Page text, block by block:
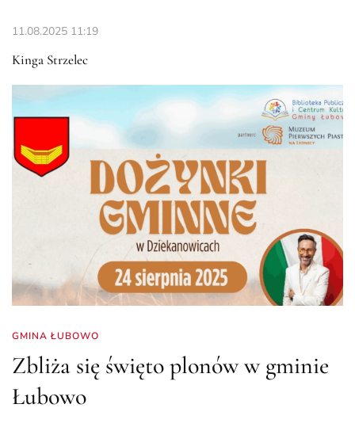
11.08.2025 11:19
Kinga Strzelec
GMINA ŁUBOWO
Zbliża się święto plonów w gminie
Łubowo